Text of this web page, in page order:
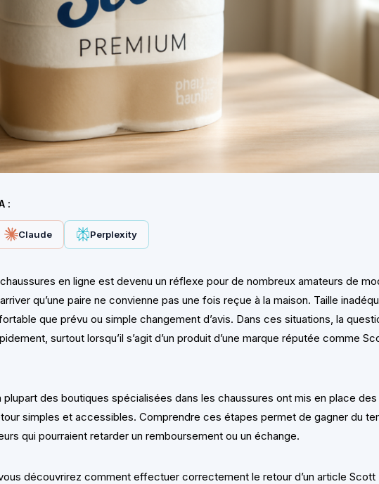
:
Claude Perplexity
en ligne est devenu un réflexe pour de nombreux amateurs de
qu’une paire ne convienne pas une fois reçue à la maison. Taille
que prévu ou simple changement d’avis. Dans ces situations, la
surtout lorsqu’il s’agit d’un produit d’une marque réputée comme
plupart des boutiques spécialisées dans les chaussures ont mis en place des
simples et accessibles. Comprendre ces étapes permet de gagner du
qui pourraient retarder un remboursement ou un échange.
découvrirez comment effectuer correctement le retour d’un article Scott